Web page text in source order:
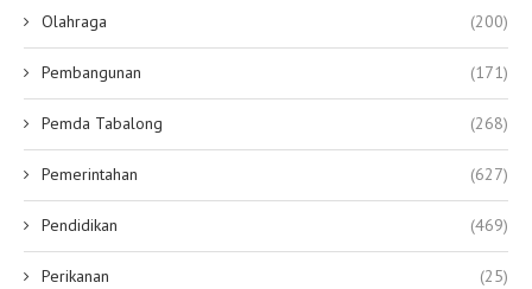
Olahraga (200)
Pembangunan (171)
Pemda Tabalong (268)
Pemerintahan (627)
Pendidikan (469)
Perikanan (25)